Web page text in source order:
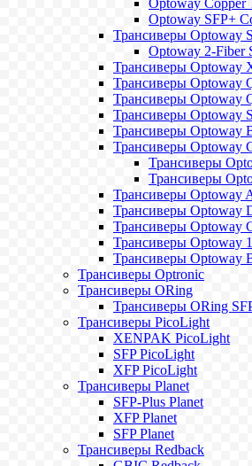
Optoway Copper
Optoway SFP+
Трансиверы Optoway
Optoway 2-Fiber
Трансиверы Optoway
Трансиверы Optoway
Трансиверы Optoway
Трансиверы Optoway
Трансиверы Optoway
Трансиверы Optoway
Трансиверы
Трансиверы
Трансиверы Optoway
Трансиверы Optoway
Трансиверы Optoway
Трансиверы Optoway
Трансиверы Optoway
Трансиверы Optronic
Трансиверы ORing
Трансиверы ORing
Трансиверы PicoLight
XENPAK PicoLight
SFP PicoLight
XFP PicoLight
Трансиверы Planet
SFP-Plus Planet
XFP Planet
SFP Planet
Трансиверы Redback